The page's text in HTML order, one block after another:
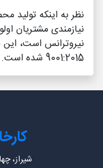
نظر به اینکه تولید
نیازمندی مشتریان
9001:2015 شده است.
شیراز،